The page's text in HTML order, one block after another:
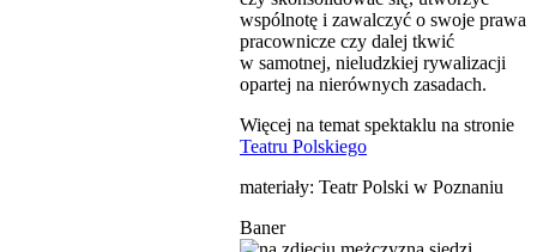
wspólnotę i zawalczyć o swoje prawa
pracownicze czy dalej tkwić
w samotnej, nieludzkiej rywalizacji
opartej na nierównych zasadach.
Więcej na temat spektaklu na stronie
Teatru Polskiego
materiały: Teatr Polski w Poznaniu
Baner